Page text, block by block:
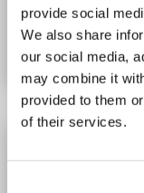
provide social
We also share
our social media,
may combine it
provided to them
of their services.
Produktnummer